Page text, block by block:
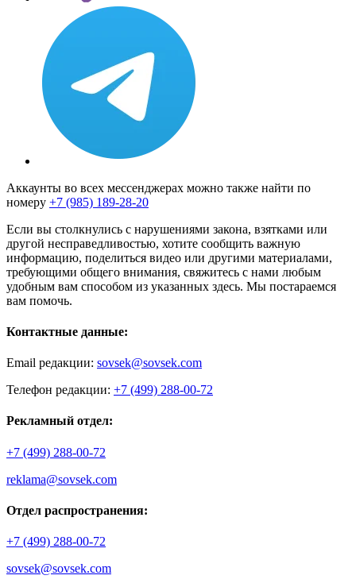
Аккаунты во всех мессенджерах можно также найти по
номеру +7 (985) 189-28-20
Если вы столкнулись с нарушениями закона, взятками или
другой несправедливостью, хотите сообщить важную
информацию, поделиться видео или другими материалами,
требующими общего внимания, свяжитесь с нами любым
удобным вам способом из указанных здесь. Мы постараемся
вам помочь.
Контактные данные:
Email редакции: sovsek@sovsek.com
Телефон редакции: +7 (499) 288-00-72
Рекламный отдел:
+7 (499) 288-00-72
reklama@sovsek.com
Отдел распространения:
+7 (499) 288-00-72
sovsek@sovsek.com